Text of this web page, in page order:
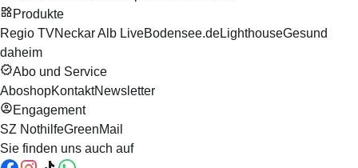
Produkte
Regio TVNeckar Alb LiveBodensee.deLighthouseGesund
daheim
Abo und Service
AboshopKontaktNewsletter
Engagement
SZ NothilfeGreenMail
Sie finden uns auch auf